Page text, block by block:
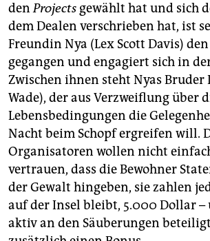
denProjects gewählt hat und sich
dem Dealen verschrieben hat, ist
Freundin Nya (Lex Scott Davis)
gegangen und engagiert sich in
Zwischen ihnen steht Nyas Bruder
Wade), der aus Verzweiflung über
Lebensbedingungen die
Nacht beim Schopf ergreifen will.
Organisatoren wollen nicht
vertrauen, dass die Bewohner
der Gewalt hingeben, sie zahlen
auf der Insel bleibt, 5.000 Dollar –
aktiv an den Säuberungen